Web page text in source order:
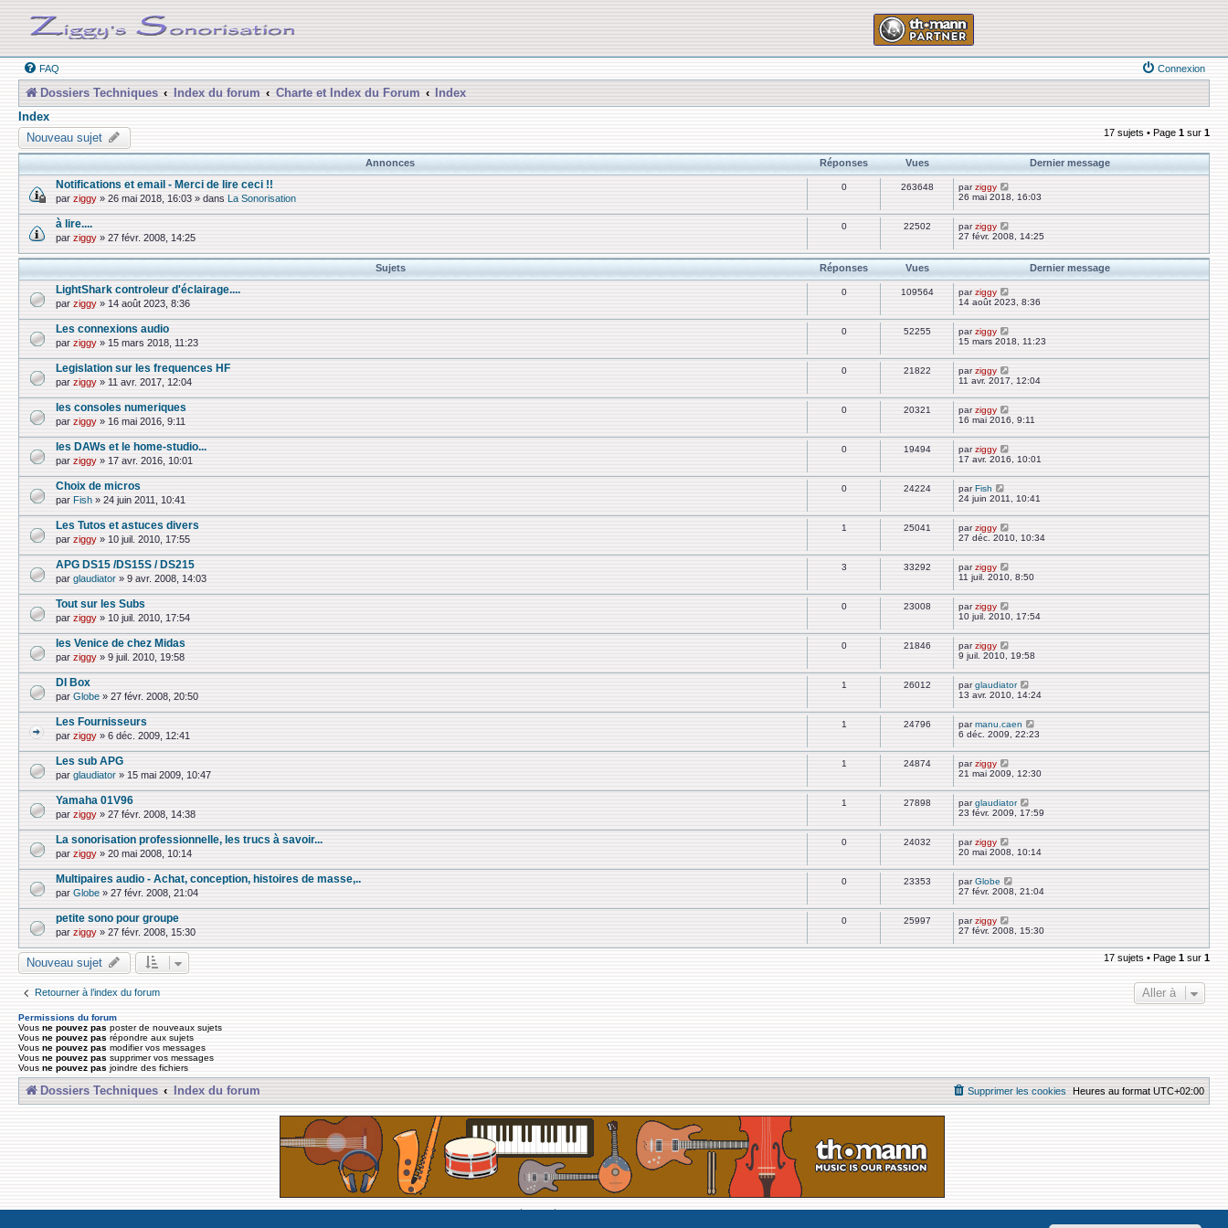
FAQ Connexion
Dossiers Techniques Index du forum Charte et Index du Forum
Index
Index
Nouveau sujet
17 sujets • Page 1 sur 1
Annonces Réponses Vues Dernier message
Notifications et email - Merci de lire ceci !!
par ziggy » 26 mai 2018, 16:03 » dans La Sonorisation
0 263648 parziggy
26 mai 2018, 16:03
à lire....
par ziggy » 27 févr. 2008, 14:25
0 22502 parziggy
27 févr. 2008, 14:25
Sujets Réponses Vues Dernier message
LightShark controleur d'éclairage....
par ziggy » 14 août 2023, 8:36
0 109564 parziggy
14 août 2023, 8:36
Les connexions audio
par ziggy » 15 mars 2018, 11:23
0 52255 parziggy
15 mars 2018, 11:23
Legislation sur les frequences HF
par ziggy » 11 avr. 2017, 12:04
0 21822 parziggy
11 avr. 2017, 12:04
les consoles numeriques
par ziggy » 16 mai 2016, 9:11
0 20321 parziggy
16 mai 2016, 9:11
les DAWs et le home-studio...
par ziggy » 17 avr. 2016, 10:01
0 19494 parziggy
17 avr. 2016, 10:01
Choix de micros
par Fish » 24 juin 2011, 10:41
0 24224 parFish
24 juin 2011, 10:41
Les Tutos et astuces divers
par ziggy » 10 juil. 2010, 17:55
1 25041 parziggy
27 déc. 2010, 10:34
APG DS15 /DS15S / DS215
par glaudiator » 9 avr. 2008, 14:03
3 33292 parziggy
11 juil. 2010, 8:50
Tout sur les Subs
par ziggy » 10 juil. 2010, 17:54
0 23008 parziggy
10 juil. 2010, 17:54
les Venice de chez Midas
par ziggy » 9 juil. 2010, 19:58
0 21846 parziggy
9 juil. 2010, 19:58
DI Box
par Globe » 27 févr. 2008, 20:50
1 26012 parglaudiator
13 avr. 2010, 14:24
Les Fournisseurs
par ziggy » 6 déc. 2009, 12:41
1 24796 parmanu.caen
6 déc. 2009, 22:23
Les sub APG
par glaudiator » 15 mai 2009, 10:47
1 24874 parziggy
21 mai 2009, 12:30
Yamaha 01V96
par ziggy » 27 févr. 2008, 14:38
1 27898 parglaudiator
23 févr. 2009, 17:59
La sonorisation professionnelle, les trucs à savoir...
par ziggy » 20 mai 2008, 10:14
0 24032 parziggy
20 mai 2008, 10:14
Multipaires audio - Achat, conception, histoires de masse,..
par Globe » 27 févr. 2008, 21:04
0 23353 parGlobe
27 févr. 2008, 21:04
petite sono pour groupe
par ziggy » 27 févr. 2008, 15:30
0 25997 parziggy
27 févr. 2008, 15:30
Nouveau sujet 17 sujets • Page 1 sur 1
Retourner à l’index du forum Aller à
Permissions du forum
Vous ne pouvez pas poster de nouveaux sujets
Vous ne pouvez pas répondre aux sujets
Vous ne pouvez pas modifier vos messages
Vous ne pouvez pas supprimer vos messages
Vous ne pouvez pas joindre des fichiers
Dossiers Techniques Index du forum Heures au format UTC+02:00
Supprimer les cookies
Développé par Forum Software © phpBB Limited